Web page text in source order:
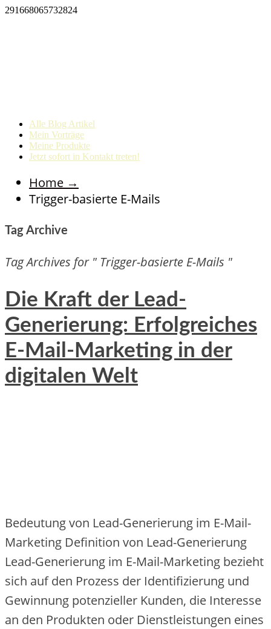
291668065732824
Alle Blog Artikel
Mein Vorträge
Meine Produkte
Jetzt sofort in Kontakt treten!
Home →
Trigger-basierte E-Mails
Tag Archive
Tag Archives for " Trigger-basierte E-Mails "
Die Kraft der Lead-
Generierung: Erfolgreiches
E-Mail-Marketing in der
digitalen Welt
Bedeutung von Lead-Generierung im E-Mail-
Marketing Definition von Lead-Generierung
Lead-Generierung im E-Mail-Marketing bezieht
sich auf den Prozess der Identifizierung und
Gewinnung potenzieller Kunden, die Interesse
an den Produkten oder Dienstleistungen eines